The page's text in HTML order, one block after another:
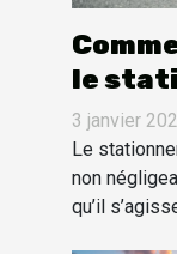
le
vos
3 janvier
Le
non
qu’il